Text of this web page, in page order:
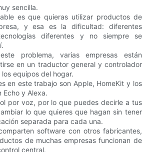
sencilla.
es que quieras utilizar productos de
y esa es la dificultad: diferentes
diferentes y no siempre se
problema, varias empresas están
en un traductor general y controlador
equipos del hogar.
en este trabajo son Apple, HomeKit y los
Echo y Alexa.
por voz, por lo que puedes decirle a tus
lo que quieres que hagan sin tener
separada para cada una.
software con otros fabricantes,
de muchas empresas funcionan de
central.